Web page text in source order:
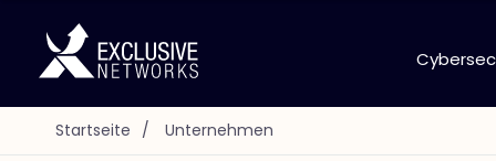
Startseite / Unternehmen